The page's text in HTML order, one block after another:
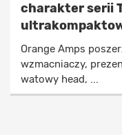
charakter serii
Orange Amps
wzmacniaczy,
watowy head, ...